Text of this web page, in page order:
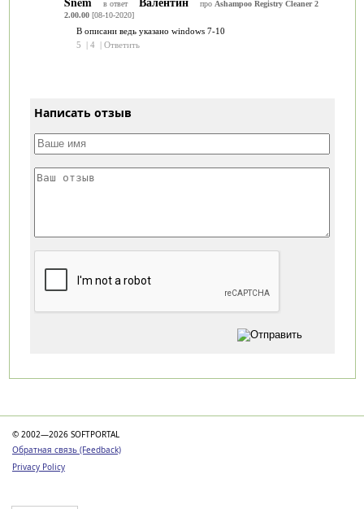
в ответ про Ashampoo Registry Cleaner 2
2.00.00[08-10-2020]
В описани ведь указано windows 7-10
5
| 4 | Ответить
Написать отзыв
© 2002—2026 SOFTPORTAL
Обратная связь (Feedback)
Privacy Policy